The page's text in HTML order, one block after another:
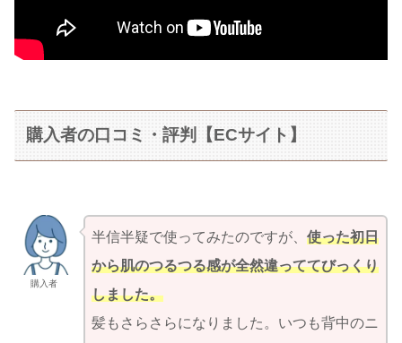
購入者の口コミ・評判【ECサイト】
購入者
半信半疑で使ってみたのですが、 使った初日
から肌のつるつる感が全然違っててびっくり
しました。
髪もさらさらになりました。いつも背中のニ